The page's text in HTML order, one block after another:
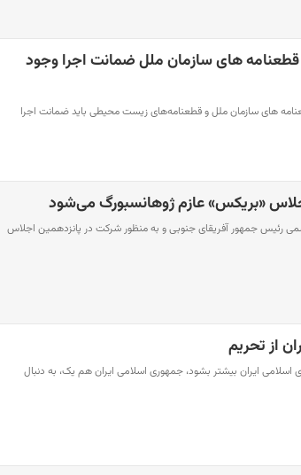
قطعنامه های سازمان ملل ضمانت اجرا وجود
های سازمان ملل و قطعنامه‌های زیست محیطی باید ضمانت اجرا
«بریکس» عازم ژوهانسبورگ می‌شود
رئیس جمهور آفریقای جنوبی و به منظور شرکت در پانزدهمین اجلاس
از تحریم
ایران بیشتر بشود، جمهوری اسلامی ایران هم یک، به دنبال